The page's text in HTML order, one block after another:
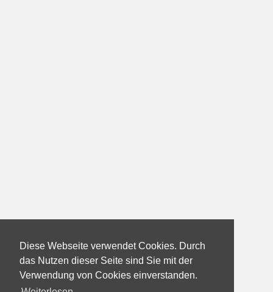
Diese Webseite verwendet Cookies. Durch
das Nutzen dieser Seite sind Sie mit der
Verwendung von Cookies einverstanden.